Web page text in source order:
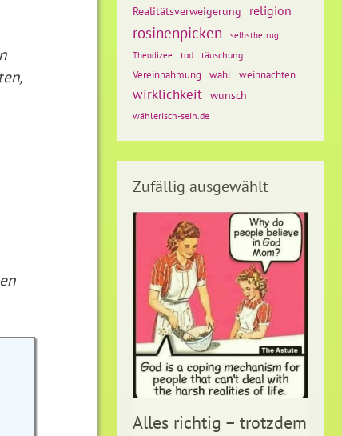
Realitätsverweigerung religion
rosinenpicken
selbstbetrug
Theodizee
tod täuschung
Vereinnahmung wahl weihnachten
wirklichkeit wunsch
wählerisch-sein.de
Zufällig ausgewählt
Alles richtig – trotzdem